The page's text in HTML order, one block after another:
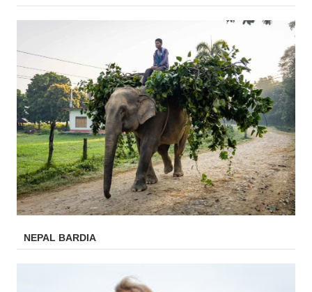
NEPAL BARDIA